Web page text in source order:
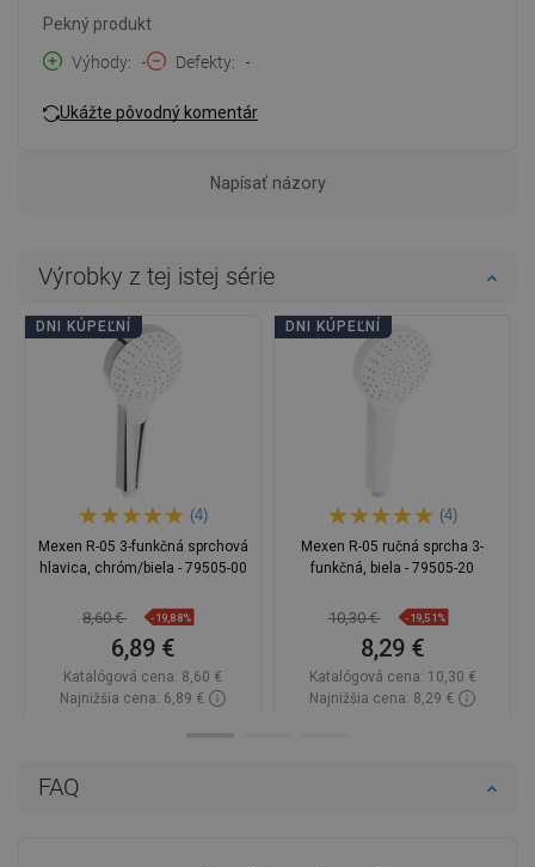
FAQ
Pekný produkt
Výhody
- Defekty -
Ukážte pôvodný komentár
Napísať názory
Výrobky z tej istej série
DNI KÚPEĽNÍ
(4)
Mexen R-05 3-funkčná sprchová
hlavica, chróm/biela - 79505-00
8,60 € -19,88%
6,89 €
Katalógová cena: 8,60 €
Najnižšia cena: 6,89 €
DNI KÚPEĽNÍ
(4)
Mexen R-05 ručná sprcha 3-
funkčná, biela - 79505-20
10,30 € -19,51%
8,29 €
Katalógová cena: 10,30 €
Najnižšia cena: 8,29 €